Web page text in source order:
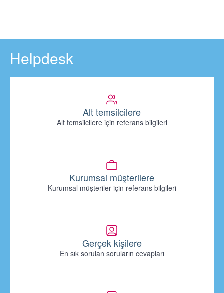
Helpdesk
Alt temsilcilere
Alt temsilcilere için referans bilgileri
Kurumsal müşterilere
Kurumsal müşteriler için referans bilgileri
Gerçek kişilere
En sık sorulan soruların cevapları